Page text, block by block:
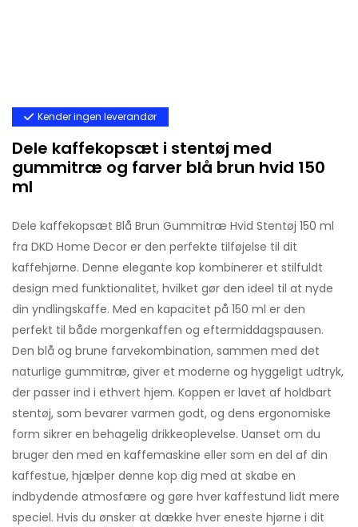
Kender ingen leverandør
Dele kaffekopsæt i stentøj med
gummitræ og farver blå brun hvid 150
ml
Dele kaffekopsæt Blå Brun Gummitræ Hvid Stentøj 150 ml
fra DKD Home Decor er den perfekte tilføjelse til dit
kaffehjørne. Denne elegante kop kombinerer et stilfuldt
design med funktionalitet, hvilket gør den ideel til at nyde
din yndlingskaffe. Med en kapacitet på 150 ml er den
perfekt til både morgenkaffen og eftermiddagspausen.
Den blå og brune farvekombination, sammen med det
naturlige gummitræ, giver et moderne og hyggeligt udtryk,
der passer ind i ethvert hjem. Koppen er lavet af holdbart
stentøj, som bevarer varmen godt, og dens ergonomiske
form sikrer en behagelig drikkeoplevelse. Uanset om du
bruger den med en kaffemaskine eller som en del af din
kaffestue, hjælper denne kop dig med at skabe en
indbydende atmosfære og gøre hver kaffestund lidt mere
speciel. Hvis du ønsker at dække hver eneste hjørne i dit